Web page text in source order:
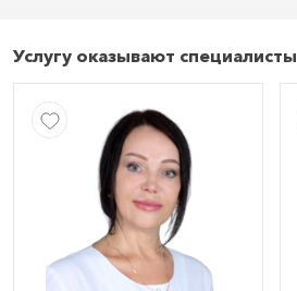
Услугу оказывают специалисты